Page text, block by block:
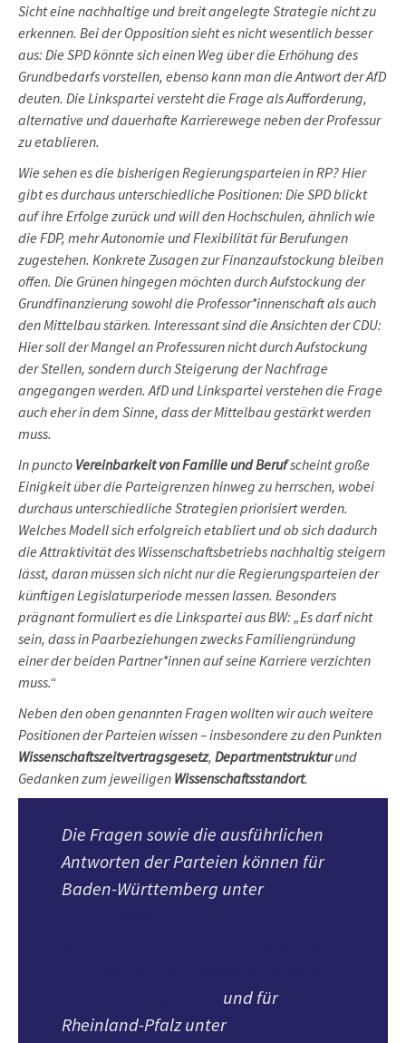
Sicht eine nachhaltige und breit angelegte Strategie nicht zu
erkennen. Bei der Opposition sieht es nicht wesentlich besser
aus: Die SPD könnte sich einen Weg über die Erhöhung des
Grundbedarfs vorstellen, ebenso kann man die Antwort der AfD
deuten. Die Linkspartei versteht die Frage als Aufforderung,
alternative und dauerhafte Karrierewege neben der Professur
zu etablieren.
Wie sehen es die bisherigen Regierungsparteien in RP? Hier
gibt es durchaus unterschiedliche Positionen: Die SPD blickt
auf ihre Erfolge zurück und will den Hochschulen, ähnlich wie
die FDP, mehr Autonomie und Flexibilität für Berufungen
zugestehen. Konkrete Zusagen zur Finanzaufstockung bleiben
offen. Die Grünen hingegen möchten durch Aufstockung der
Grundfinanzierung sowohl die Professor*innenschaft als auch
den Mittelbau stärken. Interessant sind die Ansichten der CDU:
Hier soll der Mangel an Professuren nicht durch Aufstockung
der Stellen, sondern durch Steigerung der Nachfrage
angegangen werden. AfD und Linkspartei verstehen die Frage
auch eher in dem Sinne, dass der Mittelbau gestärkt werden
muss.
In puncto Vereinbarkeit von Familie und Berufscheint große
Einigkeit über die Parteigrenzen hinweg zu herrschen, wobei
durchaus unterschiedliche Strategien priorisiert werden.
Welches Modell sich erfolgreich etabliert und ob sich dadurch
die Attraktivität des Wissenschaftsbetriebs nachhaltig steigern
lässt, daran müssen sich nicht nur die Regierungsparteien der
künftigen Legislaturperiode messen lassen. Besonders
prägnant formuliert es die Linkspartei aus BW: „Es darf nicht
sein, dass in Paarbeziehungen zwecks Familiengründung
einer der beiden Partner*innen auf seine Karriere verzichten
muss.“
Neben den oben genannten Fragen wollten wir auch weitere
Positionen der Parteien wissen – insbesondere zu den Punkten
Wissenschaftszeitvertragsgesetz, Departmentstrukturund
Gedanken zum jeweiligen Wissenschaftsstandort.
Die Fragen sowie die ausführlichen
Antworten der Parteien können für
Baden-Württemberg unter
und für
Rheinland-Pfalz unter